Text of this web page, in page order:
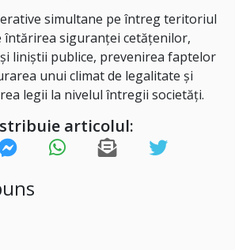
simultane pe întreg teritoriul
întărirea siguranței cetățenilor,
liniștii publice, prevenirea faptelor
unui climat de legalitate și
legii la nivelul întregii societăți.
articolul: